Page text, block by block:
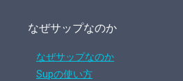
なぜサップなのか
なぜサップなのか
Supの使い方